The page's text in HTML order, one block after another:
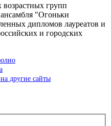
возрастных групп
ансамбля "Огоньки
дипломов лауреатов и
и городских
другие сайты